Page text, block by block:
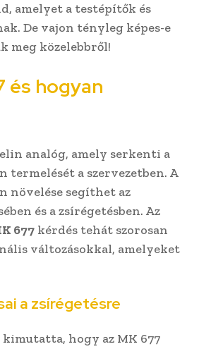
amelyet a testépítők és
De vajon tényleg képes-e
meg közelebbről!
és hogyan
analóg, amely serkenti a
termelését a szervezetben. A
növelése segíthet az
és a zsírégetésben. Az
677 kérdés tehát szorosan
változásokkal, amelyeket
a zsírégetésre
hogy az MK 677